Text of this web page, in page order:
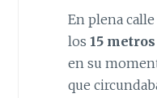
En plena
los 15 metros
en su
que